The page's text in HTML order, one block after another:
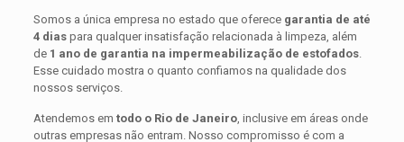
Somos a única empresa no estado que oferece garantia de até
4 diaspara qualquer insatisfação relacionada à limpeza, além
de 1 ano de garantia na impermeabilização de estofados.
Esse cuidado mostra o quanto confiamos na qualidade dos
nossos serviços.
Atendemos em todo o Rio de Janeiro, inclusive em áreas onde
outras empresas não entram. Nosso compromisso é com a